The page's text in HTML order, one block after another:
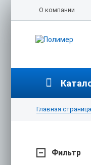
О компании
Главная страница
Фильтр